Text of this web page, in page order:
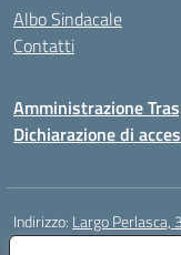
Albo Sindacale
Contatti
Amministrazione
Dichiarazione di
Indirizzo: Largo Perlasca,
Centralino: